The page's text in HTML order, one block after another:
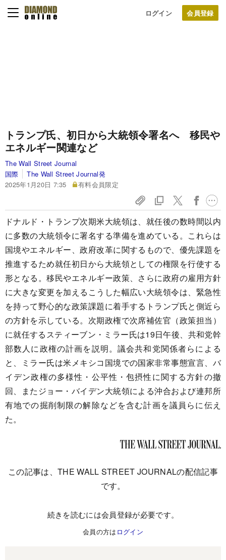
ログイン
トランプ氏、初日から大統領令署名へ 移民や
エネルギー関連など
The Wall Street Journal
国際
The Wall Street Journal発
2025年1月20日 7:35
有料会員限定
ドナルド・トランプ次期米大統領は、就任後の数時間以内
に多数の大統領令に署名する準備を進めている。これらは
国境やエネルギー、政府改革に関するもので、優先課題を
推進するため就任初日から大統領としての権限を行使する
形となる。移民やエネルギー政策、さらに政府の雇用方針
に大きな変更を加えるこうした幅広い大統領令は、緊急性
を持って野心的な政策課題に着手するトランプ氏と側近ら
の方針を示している。次期政権で次席補佐官（政策担当）
に就任するスティーブン・ミラー氏は19日午後、共和党幹
部数人に政権の計画を説明。議会共和党関係者らによる
と、ミラー氏は米メキシコ国境での国家非常事態宣言、バ
イデン政権の多様性・公平性・包摂性に関する方針の撤
回、またジョー・バイデン大統領による沖合および連邦所
有地での掘削制限の解除などを含む計画を議員らに伝え
た。
この記事は、THE WALL STREET JOURNALの配信記事
です。
続きを読むには会員登録が必要です。
会員の方は ログイン